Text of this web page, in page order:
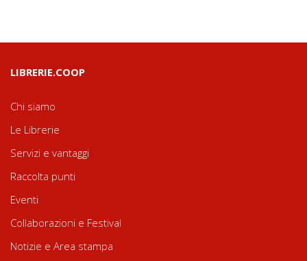
LIBRERIE.COOP
Chi siamo
Le Librerie
Servizi e vantaggi
Raccolta punti
Eventi
Collaborazioni e Festival
Notizie e Area stampa